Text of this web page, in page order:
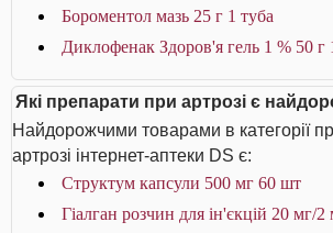
Бороментол мазь 25 г 1 туба
Диклофенак Здоров'я гель 1 % 50 г
Які препарати при артрозі є
Найдорожчими товарами в категорії
артрозі інтернет-аптеки DS є:
Структум капсули 500 мг 60 шт
Гіалган розчин для ін'єкцій 20